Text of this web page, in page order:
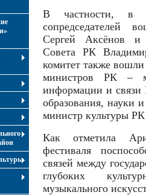
В частности, в
сопредседателей
Сергей Аксёнов и
Совета РК
комитет также вошли
министров РК –
информации и
образования, науки
министр культуры
Как отметила
фестиваля
связей между
глубоких
музыкального